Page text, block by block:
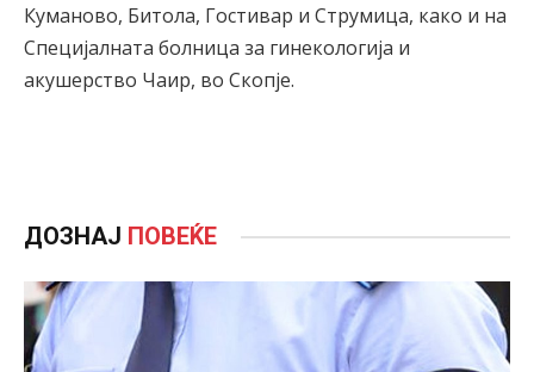
Куманово, Битола, Гостивар и Струмица, како и на
Специјалната болница за гинекологија и
акушерство Чаир, во Скопје.
ДОЗНАЈ ПОВЕЌЕ